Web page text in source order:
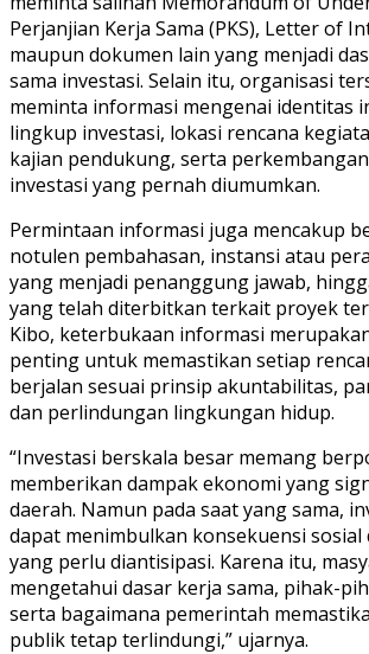
Perjanjian Kerja Sama (PKS), Letter of
maupun dokumen lain yang menjadi
sama investasi. Selain itu, organisasi
meminta informasi mengenai identitas
lingkup investasi, lokasi rencana
kajian pendukung, serta
investasi yang pernah diumumkan.
Permintaan informasi juga mencakup
notulen pembahasan, instansi atau
yang menjadi penanggung jawab,
yang telah diterbitkan terkait proyek
Kibo, keterbukaan informasi
penting untuk memastikan setiap
berjalan sesuai prinsip akuntabilitas,
dan perlindungan lingkungan hidup.
“Investasi berskala besar memang
memberikan dampak ekonomi yang
daerah. Namun pada saat yang sama,
dapat menimbulkan konsekuensi sosial
yang perlu diantisipasi. Karena itu,
mengetahui dasar kerja sama, pihak-
serta bagaimana pemerintah
publik tetap terlindungi,” ujarnya.